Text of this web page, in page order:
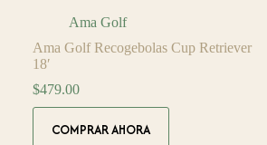
Ama Golf
Ama Golf Recogebolas Cup Retriever
18′
$479.00
COMPRAR AHORA